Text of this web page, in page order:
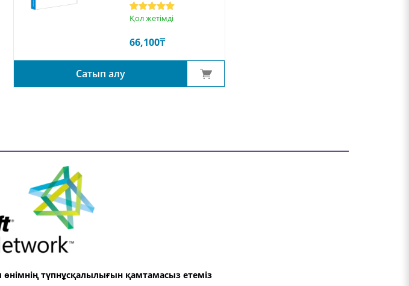
Rated5
out of 5
1
customer
Қол жетімді
66,100₸
Сатып алу
өнімнің түпнұсқалылығын қамтамасыз етеміз